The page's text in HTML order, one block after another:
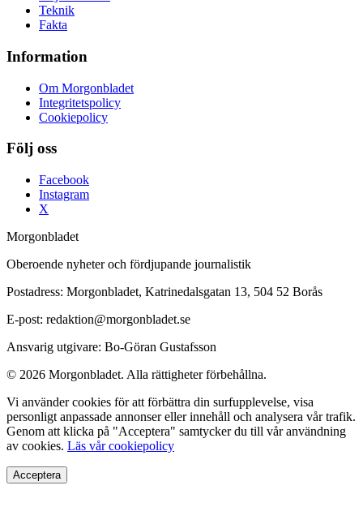
Teknik
Fakta
Information
Om Morgonbladet
Integritetspolicy
Cookiepolicy
Följ oss
Facebook
Instagram
X
Morgonbladet
Oberoende nyheter och fördjupande journalistik
Postadress: Morgonbladet, Katrinedalsgatan 13, 504 52 Borås
E-post: redaktion@morgonbladet.se
Ansvarig utgivare: Bo-Göran Gustafsson
© 2026 Morgonbladet. Alla rättigheter förbehållna.
Vi använder cookies för att förbättra din surfupplevelse, visa
personligt anpassade annonser eller innehåll och analysera vår trafik.
Genom att klicka på "Acceptera" samtycker du till vår användning
av cookies. Läs vår cookiepolicy
Acceptera